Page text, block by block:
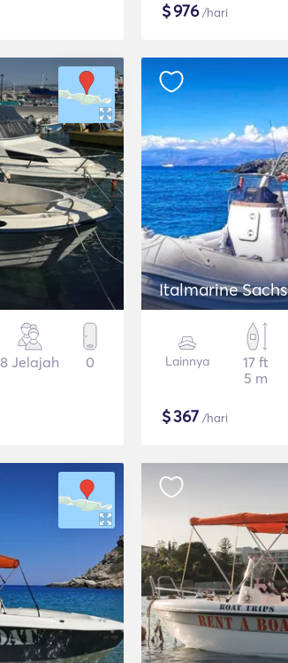
$976/hari
8 Jelajah 0
Italmarine Sachs
Lainnya
17 ft
5 m
$367 /hari